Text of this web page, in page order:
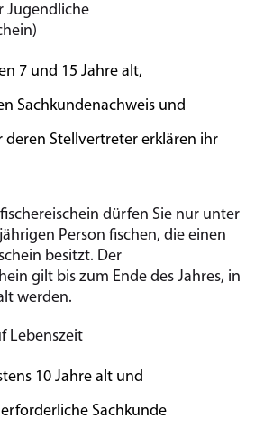
Jugendliche
7 und 15 Jahre alt,
Sachkundenachweis und
deren Stellvertreter erklären ihr
dürfen Sie nur unter
Person fischen, die einen
besitzt. Der
gilt bis zum Ende des Jahres, in
werden.
Lebenszeit
10 Jahre alt und
Sachkunde